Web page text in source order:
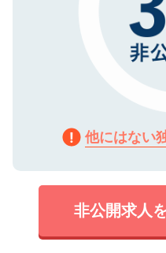
他にはない
非公開求人